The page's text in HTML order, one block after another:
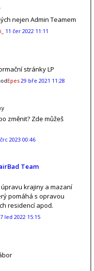
nejen Admin Teamem
11 čer 2022 11:11
stránky LP
odEpes 29 bře 2021 11:28
změnit? Zde můžeš
2023 00:46
Team
krajiny a mazaní
pomáhá s opravou
residencí apod.
led 2022 15:15